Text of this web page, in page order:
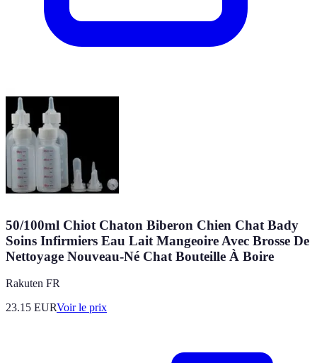
50/100ml Chiot Chaton Biberon Chien Chat Bady
Soins Infirmiers Eau Lait Mangeoire Avec Brosse De
Nettoyage Nouveau-Né Chat Bouteille À Boire
Rakuten FR
23.15 EURVoir le prix